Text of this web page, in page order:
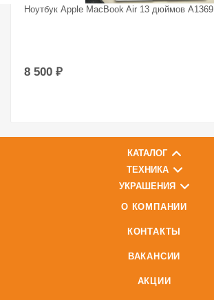
Ноутбук Apple MacBook Air 13 дюймов A1369
8 500 ₽
КАТАЛОГ
ТЕХНИКА
УКРАШЕНИЯ
О КОМПАНИИ
КОНТАКТЫ
ВАКАНСИИ
АКЦИИ